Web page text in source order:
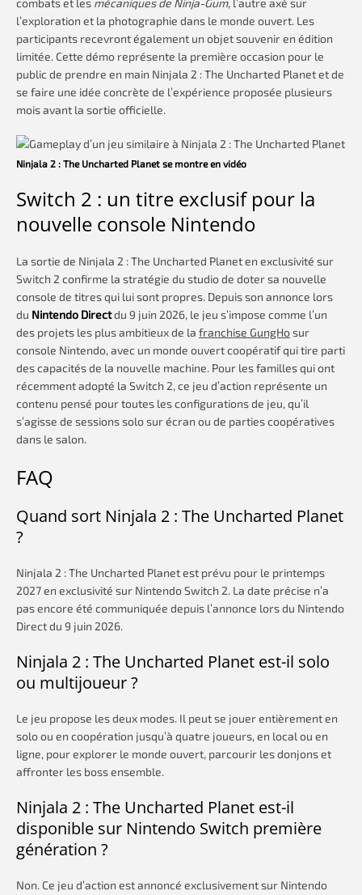
combats et les mécaniques de Ninja-Gum, l’autre axé sur
l’exploration et la photographie dans le monde ouvert. Les
participants recevront également un objet souvenir en édition
limitée. Cette démo représente la première occasion pour le
public de prendre en main Ninjala 2 : The Uncharted Planet et de
se faire une idée concrète de l’expérience proposée plusieurs
mois avant la sortie officielle.
Ninjala 2 : The Uncharted Planet se montre en vidéo
Switch 2 : un titre exclusif pour la
nouvelle console Nintendo
La sortie de Ninjala 2 : The Uncharted Planet en exclusivité sur
Switch 2 confirme la stratégie du studio de doter sa nouvelle
console de titres qui lui sont propres. Depuis son annonce lors
du Nintendo Directdu 9 juin 2026, le jeu s’impose comme l’un
des projets les plus ambitieux de la franchise GungHosur
console Nintendo, avec un monde ouvert coopératif qui tire parti
des capacités de la nouvelle machine. Pour les familles qui ont
récemment adopté la Switch 2, ce jeu d’action représente un
contenu pensé pour toutes les configurations de jeu, qu’il
s’agisse de sessions solo sur écran ou de parties coopératives
dans le salon.
FAQ
Quand sort Ninjala 2 : The Uncharted Planet
?
Ninjala 2 : The Uncharted Planet est prévu pour le printemps
2027 en exclusivité sur Nintendo Switch 2. La date précise n’a
pas encore été communiquée depuis l’annonce lors du Nintendo
Direct du 9 juin 2026.
Ninjala 2 : The Uncharted Planet est-il solo
ou multijoueur ?
Le jeu propose les deux modes. Il peut se jouer entièrement en
solo ou en coopération jusqu’à quatre joueurs, en local ou en
ligne, pour explorer le monde ouvert, parcourir les donjons et
affronter les boss ensemble.
Ninjala 2 : The Uncharted Planet est-il
disponible sur Nintendo Switch première
génération ?
Non. Ce jeu d’action est annoncé exclusivement sur Nintendo